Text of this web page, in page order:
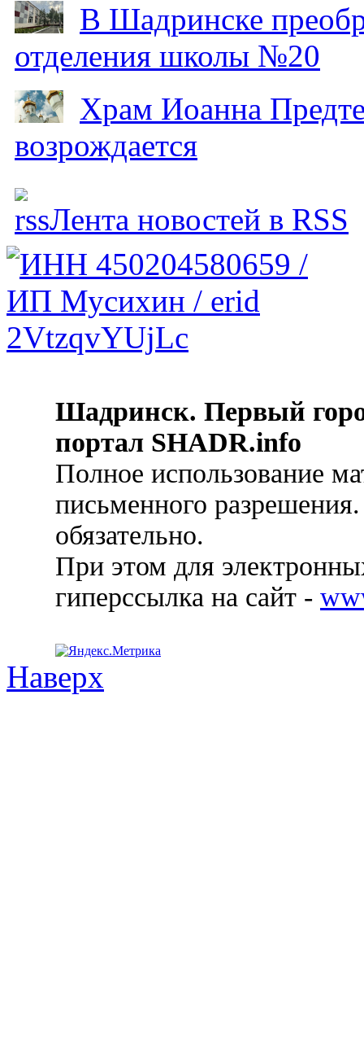
В Шадринске
отделения школы №20
Храм Иоанна
возрождается
Лента новостей в RSS
Шадринск. Первый
портал SHADR.info
Полное использование
письменного
обязательно.
При этом для
гиперссылка на сайт -
Наверх